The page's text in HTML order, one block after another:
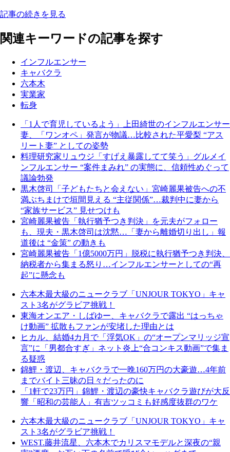
記事の続きを見る
関連キーワードの記事を探す
インフルエンサー
キャバクラ
六本木
実業家
転身
「1人で育児しているよう」上田綺世のインフルエンサー
妻、「ワンオペ」発言が物議…比較された平愛梨 “アス
リート妻” としての姿勢
料理研究家リュウジ「すげえ暴露してて笑う」グルメイ
ンフルエンサー “案件まみれ” の実態に、信頼性めぐって
議論勃発
黒木啓司「子どもたちと会えない」宮崎麗果被告への不
満ぶちまけで垣間見える “主従関係”…裁判中に妻から
“家族サービス” 見せつけも
宮崎麗果被告「執行猶予つき判決」を元夫がフォロー
も、現夫・黒木啓司は沈黙…「妻から離婚切り出し」報
道後は “金策” の動きも
宮崎麗果被告「1億5000万円」脱税に執行猶予つき判決、
納税者から集まる怒り…インフルエンサーとしての“再
起”に懸念も
六本木最大級のニュークラブ「UNJOUR TOKYO」キャ
スト3名がグラビア挑戦！
東海オンエア・しばゆー、キャバクラで露出 “はっちゃ
け動画” 拡散もファンが安堵した理由とは
ヒカル、結婚4カ月で「浮気OK」の“オープンマリッジ宣
言”に「男都合すぎ」ネット炎上“合コンキス動画”で集ま
る疑惑
錦鯉・渡辺、キャバクラで一晩160万円の大豪遊…4年前
までバイト三昧の日々だったのに
「1軒で23万円」錦鯉・渡辺の豪快キャバクラ遊びが大反
響「昭和の芸能人」有吉ツッコミも好感度抜群のワケ
六本木最大級のニュークラブ「UNJOUR TOKYO」キャ
スト3名がグラビア挑戦！
WEST.藤井流星、六本木でカリスマモデルと深夜の“親